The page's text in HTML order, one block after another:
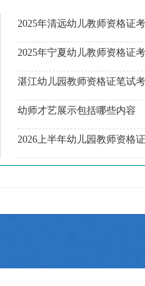
幼师才艺展示包括哪些内容